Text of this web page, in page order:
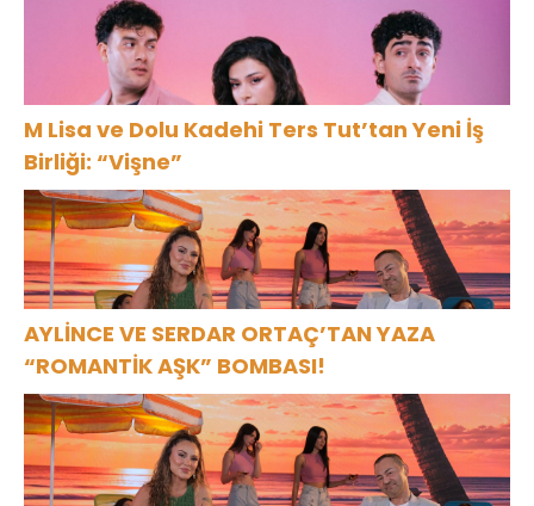
M Lisa ve Dolu Kadehi Ters Tut’tan Yeni İş
Birliği: “Vişne”
AYLİNCE VE SERDAR ORTAÇ’TAN YAZA
“ROMANTİK AŞK” BOMBASI!